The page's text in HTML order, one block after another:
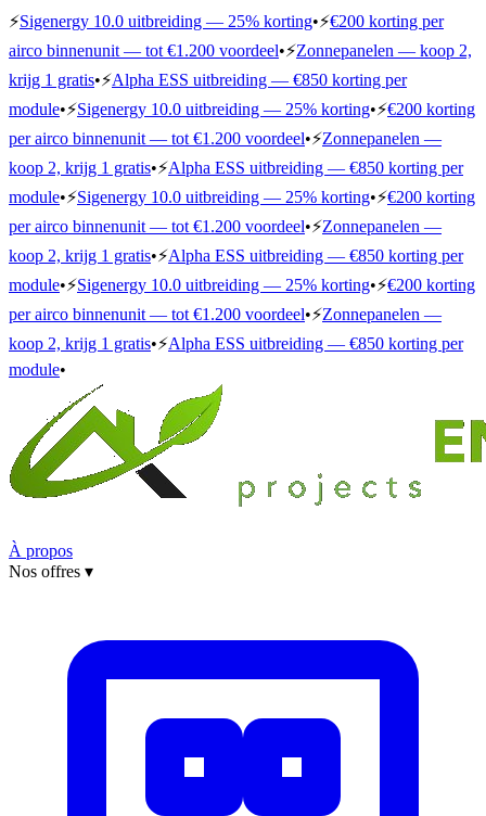
⚡Sigenergy 10.0 uitbreiding — 25% korting•⚡€200 korting per
airco binnenunit — tot €1.200 voordeel•⚡Zonnepanelen — koop 2,
krijg 1 gratis•⚡Alpha ESS uitbreiding — €850 korting per
module•⚡Sigenergy 10.0 uitbreiding — 25% korting•⚡€200 korting
per airco binnenunit — tot €1.200 voordeel•⚡Zonnepanelen —
koop 2, krijg 1 gratis•⚡Alpha ESS uitbreiding — €850 korting per
module•⚡Sigenergy 10.0 uitbreiding — 25% korting•⚡€200 korting
per airco binnenunit — tot €1.200 voordeel•⚡Zonnepanelen —
koop 2, krijg 1 gratis•⚡Alpha ESS uitbreiding — €850 korting per
module•⚡Sigenergy 10.0 uitbreiding — 25% korting•⚡€200 korting
per airco binnenunit — tot €1.200 voordeel•⚡Zonnepanelen —
koop 2, krijg 1 gratis•⚡Alpha ESS uitbreiding — €850 korting per
module•
À propos
Nos offres ▾